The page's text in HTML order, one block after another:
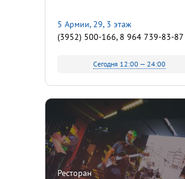
5 Армии, 29, 3 этаж
(3952) 500-166, 8 964 739-83-87
Сегодня 12:00 — 24:00
Ресторан